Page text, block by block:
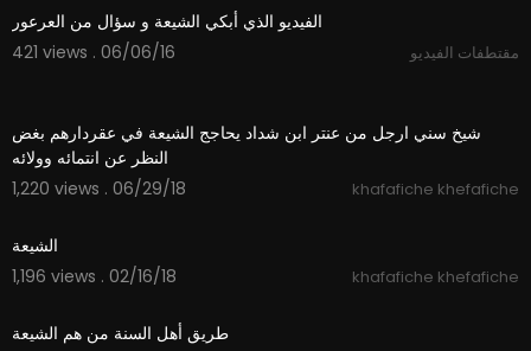
الفيديو الذي أبكي الشيعة و سؤال من العرعور
421 views . 06/06/16
مقتطفات الفيديو
شيخ سني ارجل من عنتر ابن شداد يحاجج الشيعة في عقردارهم بغض
النظر عن انتمائه وولائه
1,220 views . 06/29/18
khafafiche khefafiche
الشيعة
1,196 views . 02/16/18
khafafiche khefafiche
طريق أهل السنة من هم الشيعة